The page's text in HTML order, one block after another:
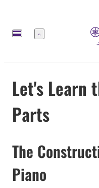
Meny
Let's Learn
Parts
The
Piano